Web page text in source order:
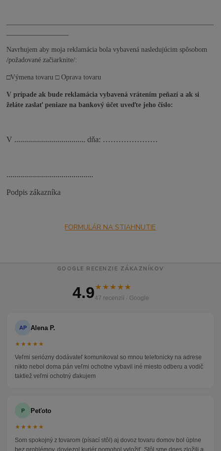
Navrhujem aby moja reklamácia bola vybavená nasledujúcim spôsobom
/požadované začiarknite/:
□Výmena tovaru □ Oprava tovaru
V prípade ak bude reklamácia vybavená vrátením peňazí a ak si
želáte zaslať peniaze na bankový účet uveďte jeho číslo:
V .................................... dňa: …………………
............................................
Podpis zákazníka
FORMULÁR NA STIAHNUTIE
GOOGLE RECENZIE ZÁKAZNÍKOV
4.9★★★★★
47 recenzií · Google
AP Alena P.
★★★★★
Veľmi seriózny dodávateľ komunikoval so mnou telefonicky na adrese
nikto nebol doma pán veľmi ochotne vybavil iné miesto odberu a vodič
taktiež veľmi ochotný ďakujem
P Peťoto
★★★★★
Som spokojný z tovarom (písací stôl) aj dovoz tovaru domov bol úplne